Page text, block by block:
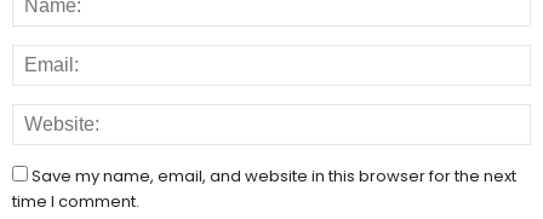
Save my name, email, and website in this browser for the next
time I comment.